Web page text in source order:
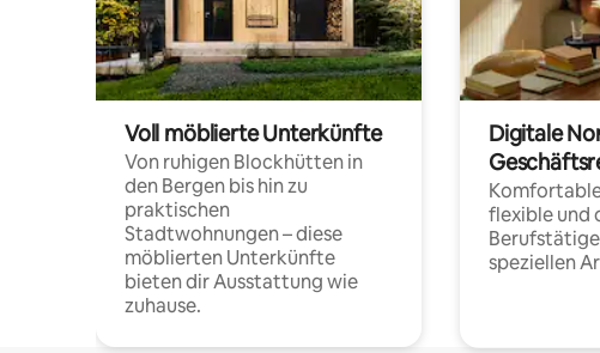
Voll möblierte Unterkünfte
Von ruhigen Blockhütten in
den Bergen bis hin zu
praktischen
Stadtwohnungen – diese
möblierten Unterkünfte
bieten dir Ausstattung wie
zuhause.
Digitale
flexible und
speziellen